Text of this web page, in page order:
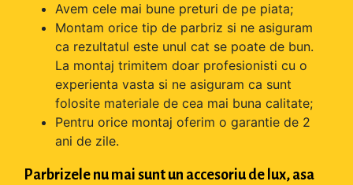
Avem cele mai bune preturi de pe piata;
Montam orice tip de parbriz si ne asiguram
ca rezultatul este unul cat se poate de bun.
La montaj trimitem doar profesionisti cu o
experienta vasta si ne asiguram ca sunt
folosite materiale de cea mai buna calitate;
Pentru orice montaj oferim o garantie de 2
ani de zile.
Parbrizele nu mai sunt un accesoriu de lux, asa